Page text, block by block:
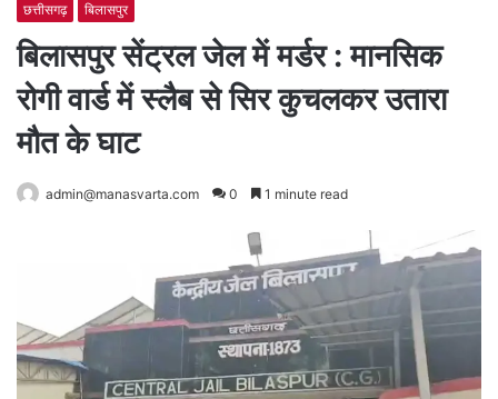
छत्तीसगढ़ बिलासपुर
बिलासपुर सेंट्रल जेल में मर्डर : मानसिक
रोगी वार्ड में स्लैब से सिर कुचलकर उतारा
मौत के घाट
admin@manasvarta.com 0 1 minute read